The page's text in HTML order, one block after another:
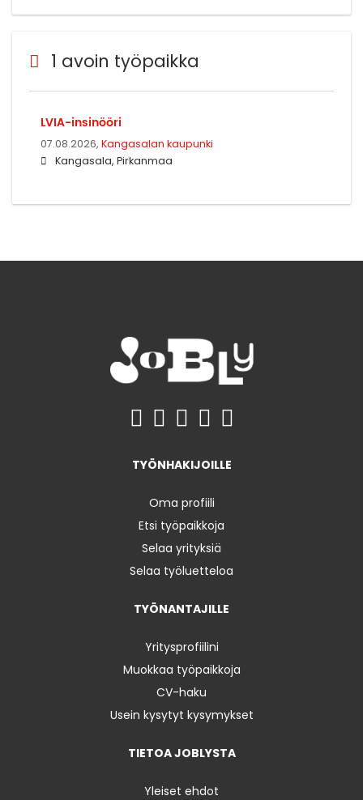
1 avoin työpaikka
LVIA-insinööri
07.08.2026, Kangasalan kaupunki
Kangasala, Pirkanmaa
TYÖNHAKIJOILLE
Oma profiili
Etsi työpaikkoja
Selaa yrityksiä
Selaa työluetteloa
TYÖNANTAJILLE
Yritysprofiilini
Muokkaa työpaikkoja
CV-haku
Usein kysytyt kysymykset
TIETOA JOBLYSTA
Yleiset ehdot